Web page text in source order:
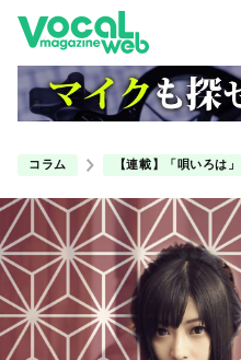
コラム 【連載】「唄いろは」